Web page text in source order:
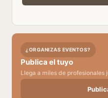
¿ORGANIZAS EVENTOS?
Publica el tuyo
Llega a miles de profesionales